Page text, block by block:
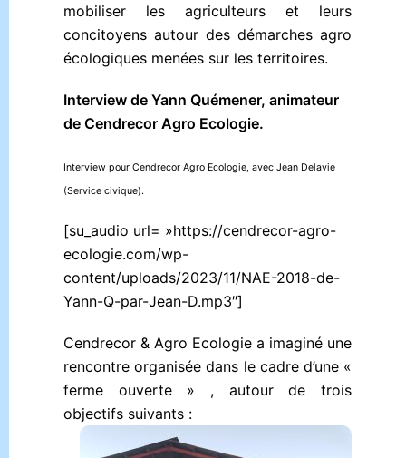
mobiliser les agriculteurs et leurs
concitoyens autour des démarches agro
écologiques menées sur les territoires.
Interview de Yann Quémener, animateur
de Cendrecor Agro Ecologie.
Interview pour Cendrecor Agro Ecologie, avec Jean Delavie
(Service civique).
[su_audio url= »https://cendrecor-agro-
ecologie.com/wp-
content/uploads/2023/11/NAE-2018-de-
Yann-Q-par-Jean-D.mp3″]
Cendrecor & Agro Ecologie a imaginé une
rencontre organisée dans le cadre d’une «
ferme ouverte » , autour de trois
objectifs suivants :